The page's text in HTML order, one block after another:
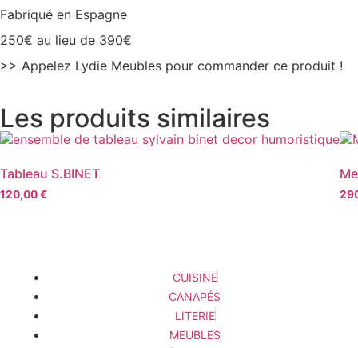
Fabriqué en Espagne
250€ au lieu de 390€
>> Appelez Lydie Meubles pour commander ce produit !
Les produits similaires
Tableau S.BINET
120,00€
CUISINE
CANAPÉS
LITERIE
MEUBLES